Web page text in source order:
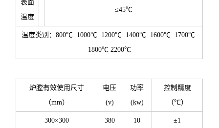
表面
温度
≤45℃
温度类别：800℃ 1000℃ 1200℃ 1400℃ 1600℃ 1700℃
1800℃ 2200℃
炉膛有效使用尺寸
（mm）
电压
(v)
功率
(kw)
控制精度
（℃）
300×300 380 10 ±1